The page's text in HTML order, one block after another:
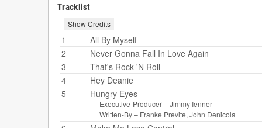
Tracklist
Show Credits
1 All By Myself
2
Never Gonna Fall In Love Again
3
That's Rock 'N Roll
4
Hey Deanie
5
Hungry Eyes
Executive-Producer –Jimmy Ienner
Written-By – Franke Previte, John Denicola